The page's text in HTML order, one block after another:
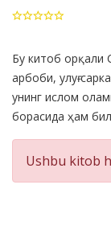
Product
Summery
Бу китоб орқали
арбоби, улуғ
унинг ислом
борасида ҳам
Ushbu kitob